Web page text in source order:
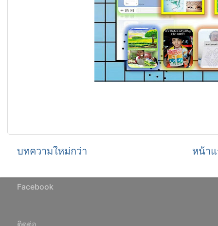
บทความใหม่กว่า หน้า
Facebook